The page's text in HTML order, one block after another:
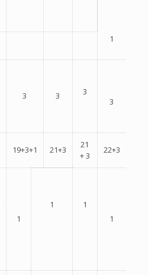
1
3 3
3
3
19+3+1 21+3
21
+ 3
22+3
1
1
1
1